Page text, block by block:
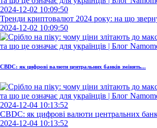
2024-12-02 10:09:50
Тренди криптовалют 2024 року: на що
2024-12-02 10:09:50
CBDC: як цифрові валюти центральних банків змінять...
2024-12-04 10:13:52
CBDC: як цифрові валюти центральних
2024-12-04 10:13:52